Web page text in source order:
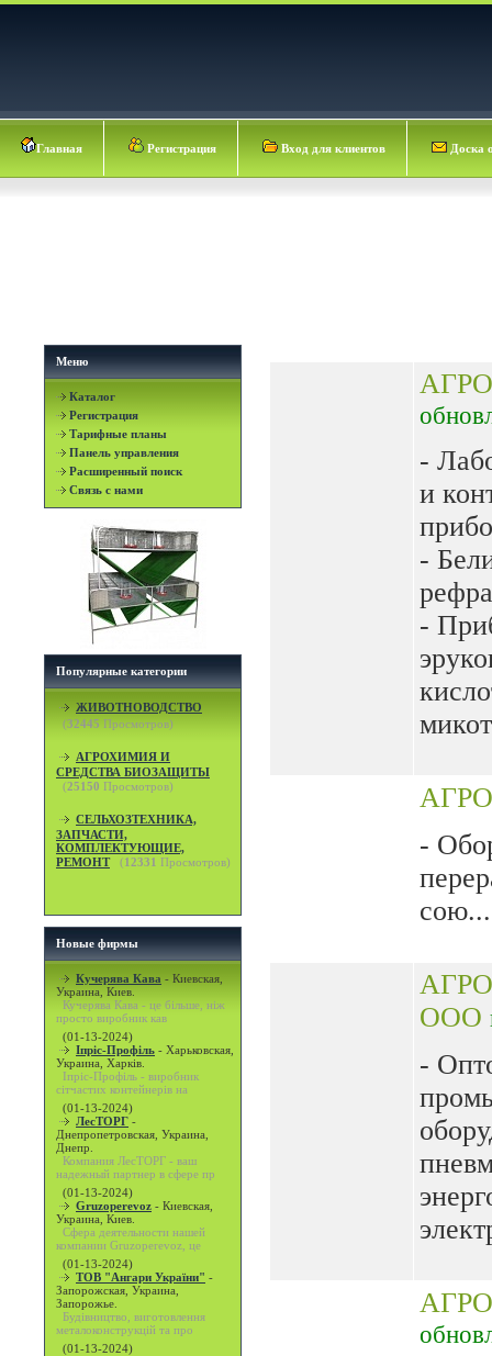
Главная Регистрация Вход для клиентов Доска
Меню
Каталог
Регистрация
Тарифные планы
Панель управления
Расширенный поиск
Связь с нами
Популярные категории
ЖИВОТНОВОДСТВО
(32445 Просмотров)
АГРОХИМИЯ И
СРЕДСТВА БИОЗАЩИТЫ
(25150 Просмотров)
СЕЛЬХОЗТЕХНИКА,
ЗАПЧАСТИ,
КОМПЛЕКТУЮЩИЕ,
РЕМОНТ
(12331 Просмотров)
Новые фирмы
Кучерява Кава - Киевская,
Украина, Киев.
Кучерява Кава - це більше, ніж
просто виробник кав
(01-13-2024)
Іпріс-Профіль - Харьковская,
Украина, Харків.
Іпріс-Профіль - виробник
сітчастих контейнерів на
(01-13-2024)
ЛесТОРГ -
Днепропетровская, Украина,
Днепр.
Компания ЛесТОРГ - ваш
надежный партнер в сфере пр
(01-13-2024)
Gruzoperevoz - Киевская,
Украина, Киев.
Сфера деятельности нашей
компании Gruzoperevoz, це
(01-13-2024)
ТОВ "Ангари України" -
Запорожская, Украина,
Запорожье.
Будівництво, виготовлення
металоконструкцій та про
(01-13-2024)
-
и
-
-
-
сою...
ООО
-